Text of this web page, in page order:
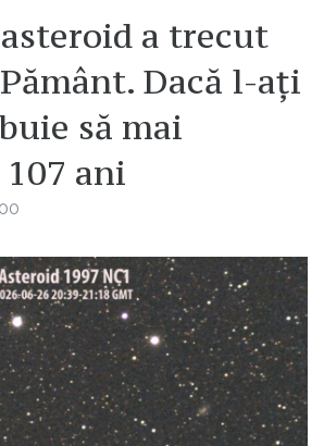
a trecut
Dacă l-ați
să mai
ani